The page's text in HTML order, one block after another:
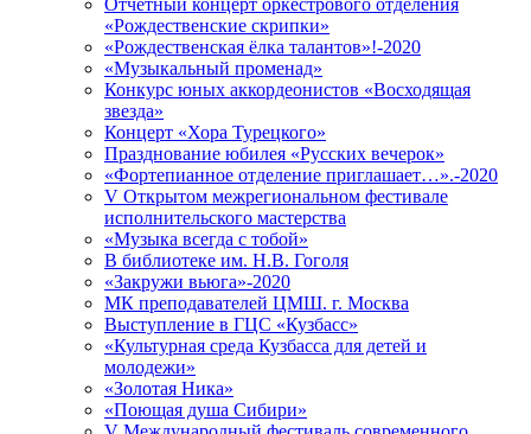
Отчетный концерт оркестрового отделения
«Рождественские скрипки»
«Рождественская ёлка талантов»!-2020
«Музыкальный променад»
Конкурс юных аккордеонистов «Восходящая
звезда»
Концерт «Хора Турецкого»
Празднование юбилея «Русских вечерок»
«Фортепианное отделение приглашает…».-2020
V Открытом межрегиональном фестивале
исполнительского мастерства
«Музыка всегда с тобой»
В библиотеке им. Н.В. Гоголя
«Закружи вьюга»-2020
МК преподавателей ЦМШ. г. Москва
Выступление в ГЦС «Кузбасс»
«Культурная среда Кузбасса для детей и
молодежи»
«Золотая Ника»
«Поющая душа Сибири»